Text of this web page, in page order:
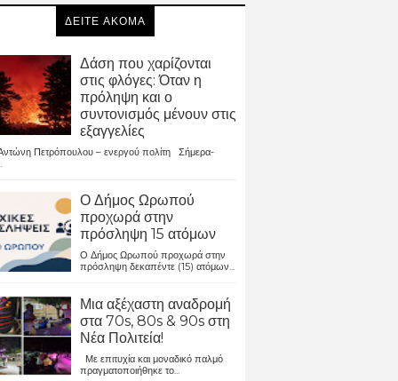
ΔΕΙΤΕ ΑΚΟΜΑ
Δάση που χαρίζονται
στις φλόγες: Όταν η
πρόληψη και ο
συντονισμός μένουν στις
εξαγγελίες
Πετρόπουλου – ενεργού πολίτη Σήμερα-
Ο Δήμος Ωρωπού
προχωρά στην
πρόσληψη 15 ατόμων
Ο Δήμος Ωρωπού προχωρά στην
πρόσληψη δεκαπέντε (15) ατόμων...
Μια αξέχαστη αναδρομή
στα 70s, 80s & 90s στη
Νέα Πολιτεία!
Με επιτυχία και μοναδικό παλμό
πραγματοποιήθηκε το...